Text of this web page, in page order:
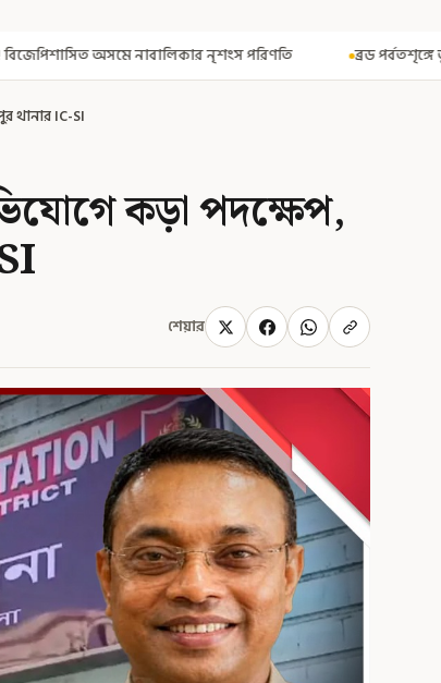
নৃশংস পরিণতি ব্রড পর্বতশৃঙ্গে তুষারধসে মৃত নির্মল
থানার IC-SI
কড়া পদক্ষেপ,
শেয়ার